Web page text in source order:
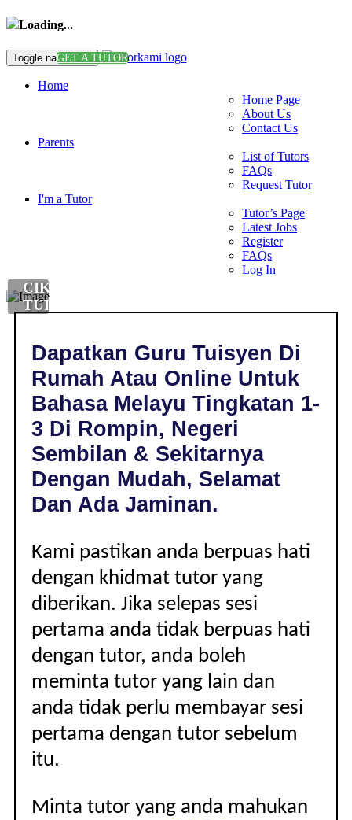
Loading...
Toggle navigationGET A TUTOR
Home
Home Page
About Us
Contact Us
Parents
List of Tutors
FAQs
Request Tutor
I'm a Tutor
Tutor’s Page
Latest Jobs
Register
FAQs
Log In
CIKGU
TUISYEN
DI
ROMPIN,
NEGERI
SEMBILAN
TINGKATAN
1-
Dapatkan Guru Tuisyen Di
Rumah Atau Online Untuk
Bahasa Melayu Tingkatan 1-
3 Di Rompin, Negeri
Sembilan & Sekitarnya
Dengan Mudah, Selamat
Dan Ada Jaminan.
Kami pastikan anda berpuas hati
dengan khidmat tutor yang
diberikan. Jika selepas sesi
pertama anda tidak berpuas hati
dengan tutor, anda boleh
meminta tutor yang lain dan
anda tidak perlu membayar sesi
pertama dengan tutor sebelum
itu.
Minta tutor yang anda mahukan